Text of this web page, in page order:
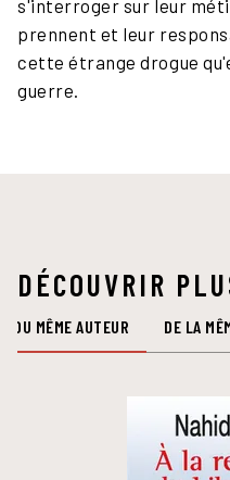
s'interroger sur leur
prennent et leur
cette étrange drogue
guerre.
DÉCOUVRIR
DU MÊME AUTEUR DE LA